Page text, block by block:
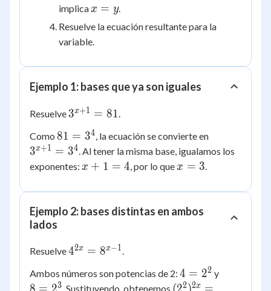
implica x
=
x = y.
Resuelve la ecuación resultante para la
variable.
Ejemplo 1: bases que ya son iguales
Resuelve 3^{x+1}
3x+1 = 81.
Como 81
=
3^4
81 = 34, la ecuación se convierte en3^{x+1}
= 3^4
3x+1 = 34. Al tener la misma base, igualamos los
exponentes: x
1
=
x + 1 = 4, por lo quex
3
x = 3.
Ejemplo 2: bases distintas en ambos
lados
Resuelve4^{2x}
8^{x-
42x = 8x−1.
Ambos números son potencias de 2: 4 =
2^2
4 = 22 y8 =
3 . Sustituyendo, obtenemos (2^2)^{2x}
2 2x